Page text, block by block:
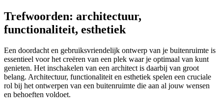
Trefwoorden: architectuur,
functionaliteit, esthetiek
Een doordacht en gebruiksvriendelijk ontwerp van je buitenruimte is
essentieel voor het creëren van een plek waar je optimaal van kunt
genieten. Het inschakelen van een architect is daarbij van groot
belang. Architectuur, functionaliteit en esthetiek spelen een cruciale
rol bij het ontwerpen van een buitenruimte die aan al jouw wensen
en behoeften voldoet.